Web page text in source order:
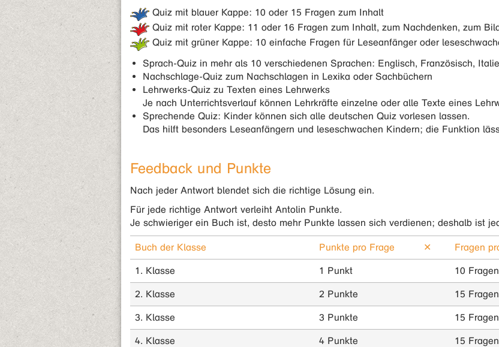
Quiz mit blauer Kappe: 10 oder 15 Fragen zum Inhalt
Quiz mit roter Kappe: 11 oder 16 Fragen zum Inhalt, zum Nachdenken, zum
Quiz mit grüner Kappe: 10 einfache Fragen für Leseanfänger oder
Sprach-Quiz in mehr als 10 verschiedenen Sprachen: Englisch, Französisch,
Nachschlage-Quiz zum Nachschlagen in Lexika oder Sachbüchern
Lehrwerks-Quiz zu Texten eines Lehrwerks
Je nach Unterrichtsverlauf können Lehrkräfte einzelne oder alle Texte eines
Sprechende Quiz: Kinder können sich alle deutschen Quiz vorlesen lassen.
Das hilft besonders Leseanfängern und leseschwachen Kindern; die Funktion
Feedback und Punkte
Nach jeder Antwort blendet sich die richtige Lösung ein.
Für jede richtige Antwort verleiht Antolin Punkte.
Je schwieriger ein Buch ist, desto mehr Punkte lassen sich verdienen; deshalb ist
Buch der Klasse Punkte pro Frage ✕ Fragen
1. Klasse 1 Punkt 10 Fragen
2. Klasse 2 Punkte 15 Fragen
3. Klasse 3 Punkte 15 Fragen
4. Klasse 4 Punkte 15 Fragen